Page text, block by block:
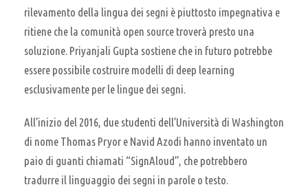
rilevamento della lingua dei segni è piuttosto impegnativa e
ritiene che la comunità open source troverà presto una
soluzione. Priyanjali Gupta sostiene che in futuro potrebbe
essere possibile costruire modelli di deep learning
esclusivamente per le lingue dei segni.
All’inizio del 2016, due studenti dell’Università di Washington
di nome Thomas Pryor e Navid Azodi hanno inventato un
paio di guanti chiamati “SignAloud”, che potrebbero
tradurre il linguaggio dei segni in parole o testo.